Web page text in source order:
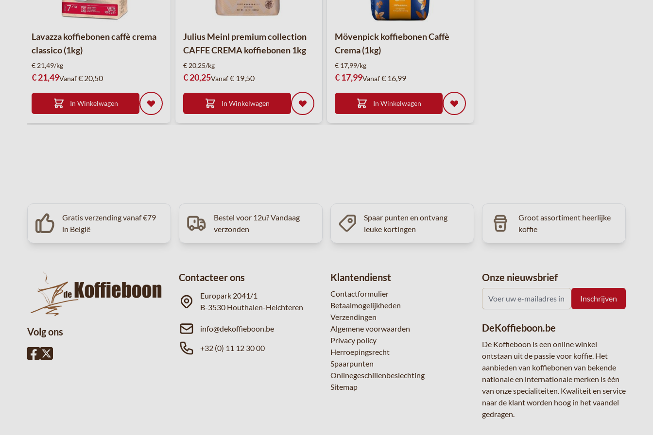
Lavazza koffiebonen caffè crema
classico (1kg)
€ 21,49/kg
€ 21,49Vanaf€ 20,50
In Winkelwagen
Julius Meinl premium collection
CAFFE CREMA koffiebonen 1kg
€ 20,25/kg
€ 20,25Vanaf€ 19,50
In Winkelwagen
Mövenpick koffiebonen Caffè
Crema (1kg)
€ 17,99/kg
€ 17,99Vanaf€ 16,99
In Winkelwagen
Gratis verzending vanaf €79
in België
Bestel voor 12u? Vandaag
verzonden
Spaar punten en ontvang
leuke kortingen
Groot assortiment heerlijke
koffie
Volg ons
Contacteer ons
Europark 2041/1
B-3530 Houthalen-Helchteren
info@dekoffieboon.be
+32 (0) 11 12 30 00
Klantendienst
Contactformulier
Betaalmogelijkheden
Verzendingen
Algemene voorwaarden
Privacy policy
Herroepingsrecht
Spaarpunten
Onlinegeschillenbeslechting
Sitemap
Onze nieuwsbrief
DeKoffieboon.be
De Koffieboon is een online winkel
ontstaan uit de passie voor koffie. Het
aanbieden van koffiebonen van bekende
nationale en internationale merken is één
van onze specialiteiten. Kwaliteit en service
naar de klant worden hoog in het vaandel
gedragen.